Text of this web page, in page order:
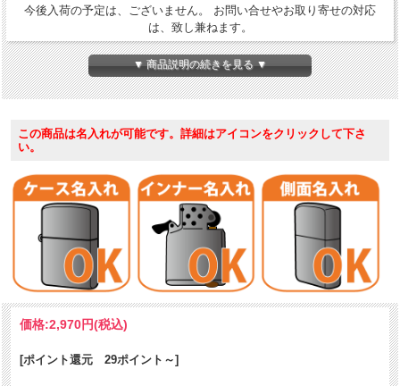
今後入荷の予定は、ございません。 お問い合せやお取り寄せの対応
は、致し兼ねます。
炎柄をZippoにデザイン。赤色のZippoにピッタリの柄です。普段使い
におすすめ！
が窪んだ上げ底）一般的に採用されているのはキャンドボトム。フラ
ットボトムは2次加工を前提とした、日本市場向けです。
ケース形状：レギュラー・ケース
仕様：Red Matte｜プリント
▼ 商品説明の続きを見る ▼
この商品は名入れが可能です。詳細はアイコンをクリックして下さ
い。
価格:2,970円(税込)
[ポイント還元 29ポイント～]